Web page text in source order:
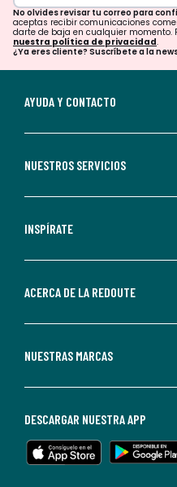
No olvides revisar tu correo para
aceptas recibir comunicaciones
darte de baja en cualquier
nuestra política de privacidad.
¿Ya eres cliente? Suscríbete a la
AYUDA Y CONTACTO
NUESTROS SERVICIOS
INSPÍRATE
ACERCA DE LA REDOUTE
NUESTRAS MARCAS
DESCARGAR NUESTRA APP